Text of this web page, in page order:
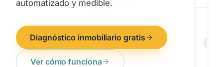
automatizado y medible.
Diagnóstico inmobiliario gratis
Ver cómo funciona